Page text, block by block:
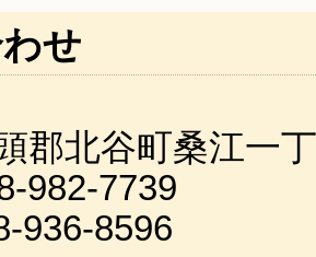
せ
郡北谷町桑江一
982-7739
936-8596